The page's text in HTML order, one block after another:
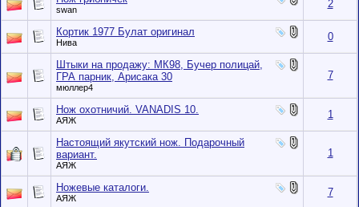
swan 2
Кортик 1977 Булат оригинал
Нива 0
Штыки на продажу: МК98, Бучер полицай,
ГРА парник, Арисака 30
мюллер4
7
Нож охотничий. VANADIS 10.
АЯЖ 1
Настоящий якутский нож. Подарочный
вариант.
АЯЖ
1
Ножевые каталоги.
АЯЖ 7